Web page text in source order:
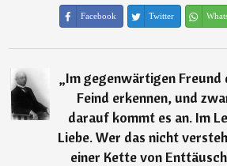
Facebook Twitter
„Im gegenwärtigen Freund
Feind erkennen, und
darauf kommt es an. Im
Liebe. Wer das nicht
einer Kette von